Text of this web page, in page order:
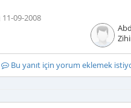
11-09-2008
Bu yanıt için yorum eklemek